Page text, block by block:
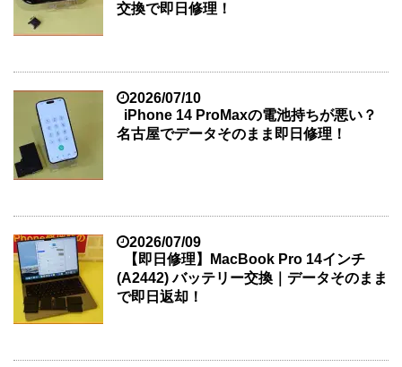
交換で即日修理！
2026/07/10
iPhone 14 ProMaxの電池持ちが悪い？
名古屋でデータそのまま即日修理！
2026/07/09
【即日修理】MacBook Pro 14インチ
(A2442) バッテリー交換｜データそのまま
で即日返却！